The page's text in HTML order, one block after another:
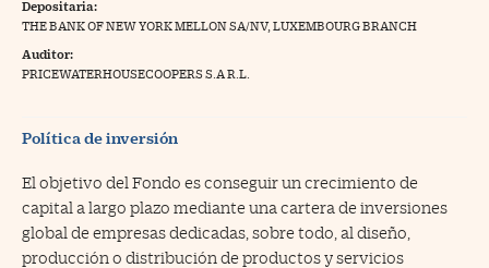
a Cinco Días
Depositaria:
THE BANK OF NEW YORK MELLON SA/NV, LUXEMBOURG BRANCH
Auditor:
PRICEWATERHOUSECOOPERS S.A R.L.
Política de inversión
El objetivo del Fondo es conseguir un crecimiento de
capital a largo plazo mediante una cartera de inversiones
global de empresas dedicadas, sobre todo, al diseño,
producción o distribución de productos y servicios